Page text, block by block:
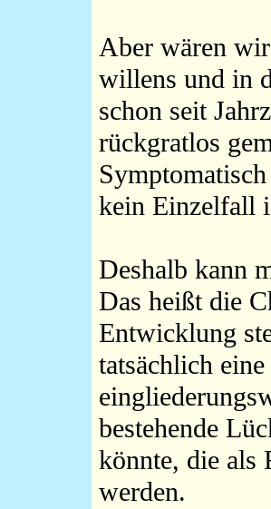
Aber wären
willens und in
schon seit
rückgratlos
kein Einzelfall
Deshalb kann
Das heißt die
Entwicklung
tatsächlich
bestehende
könnte, die als
werden.